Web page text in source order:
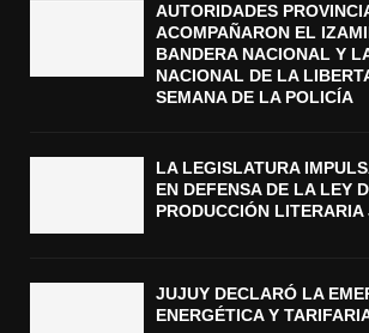
AUTORIDADES
ACOMPAÑARON EL
BANDERA NACIONAL Y
NACIONAL DE LA
SEMANA DE LA POLICÍA
LA LEGISLATURA
EN DEFENSA DE LA LEY
PRODUCCIÓN
JUJUY DECLARÓ LA
ENERGÉTICA Y